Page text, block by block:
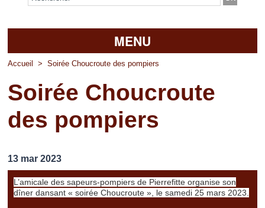
MENU
Accueil
La mairie
Découvrir Pierrefitte
Vos professionnels
Loisirs
Accueil > Soirée Choucroute des pompiers
Soirée Choucroute
des pompiers
13 mar 2023
L’amicale des sapeurs-pompiers de Pierrefitte organise son
dîner dansant « soirée Choucroute », le samedi 25 mars 2023.